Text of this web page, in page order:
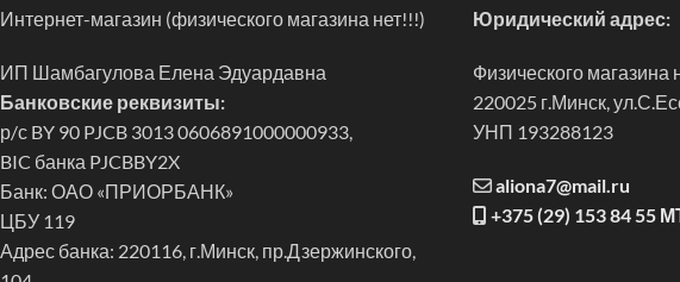
Интернет-магазин (физического магазина нет!!!)
ИП Шамбагулова Елена Эдуардавна
Банковские реквизиты:
р/с BY 90 PJCB 3013 0606891000000933,
BIC банка PJCBBY2X
Банк: ОАО «ПРИОРБАНК»
ЦБУ 119
Адрес банка: 220116, г.Минск, пр.Дзержинского,
Юридический адрес:
Физического
220025 г.Минск,
УНП 193288123
aliona7@mail.ru
+375 (29) 153 84 55